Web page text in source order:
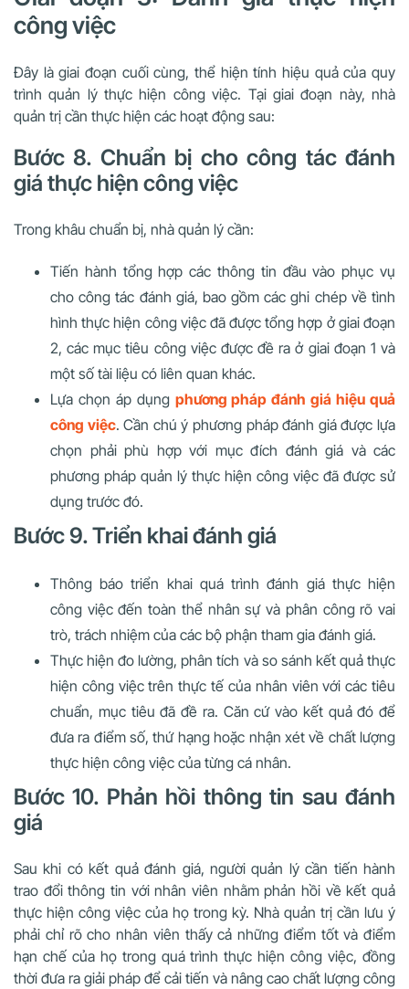
công việc
Đây là giai đoạn cuối cùng, thể hiện tính hiệu quả của quy
trình quản lý thực hiện công việc. Tại giai đoạn này, nhà
quản trị cần thực hiện các hoạt động sau:
Bước 8. Chuẩn bị cho công tác đánh
giá thực hiện công việc
Trong khâu chuẩn bị, nhà quản lý cần:
Tiến hành tổng hợp các thông tin đầu vào phục vụ
cho công tác đánh giá, bao gồm các ghi chép về tình
hình thực hiện công việc đã được tổng hợp ở giai đoạn
2, các mục tiêu công việc được đề ra ở giai đoạn 1 và
một số tài liệu có liên quan khác.
Lựa chọn áp dụng phương pháp đánh giá hiệu quả
công việc. Cần chú ý phương pháp đánh giá được lựa
chọn phải phù hợp với mục đích đánh giá và các
phương pháp quản lý thực hiện công việc đã được sử
dụng trước đó.
Bước 9. Triển khai đánh giá
Thông báo triển khai quá trình đánh giá thực hiện
công việc đến toàn thể nhân sự và phân công rõ vai
trò, trách nhiệm của các bộ phận tham gia đánh giá.
Thực hiện đo lường, phân tích và so sánh kết quả thực
hiện công việc trên thực tế của nhân viên với các tiêu
chuẩn, mục tiêu đã đề ra. Căn cứ vào kết quả đó để
đưa ra điểm số, thứ hạng hoặc nhận xét về chất lượng
thực hiện công việc của từng cá nhân.
Bước 10. Phản hồi thông tin sau đánh
giá
Sau khi có kết quả đánh giá, người quản lý cần tiến hành
trao đổi thông tin với nhân viên nhằm phản hồi về kết quả
thực hiện công việc của họ trong kỳ. Nhà quản trị cần lưu ý
phải chỉ rõ cho nhân viên thấy cả những điểm tốt và điểm
hạn chế của họ trong quá trình thực hiện công việc, đồng
thời đưa ra giải pháp để cải tiến và nâng cao chất lượng công